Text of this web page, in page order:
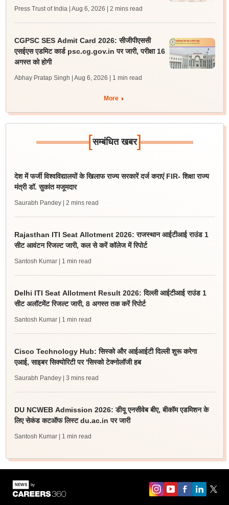
Press Trust of India | Aug 6, 2026 | 2 mins read
CGPSC SES Admit Card 2026: सीजीपीएससी
एसईएस एडमिट कार्ड psc.cg.gov.in पर जारी, परीक्षा 16
अगस्त को होगी
Abhay Pratap Singh | Aug 6, 2026 | 1 min read
More
[सम्बंधित खबर]
देश में फर्जी विश्वविद्यालयों के खिलाफ राज्य सरकारें दर्ज कराएं FIR- शिक्षा राज्य
मंत्री डॉ. सुकांत मजूमदार
Saurabh Pandey | 2 mins read
Rajasthan ITI Seat Allotment 2026: राजस्थान आईटीआई राउंड 1
सीट आवंटन रिजल्ट जारी, कल से करें कॉलेज में रिपोर्ट
Santosh Kumar | 1 min read
Delhi ITI Seat Allotment Result 2026: दिल्ली आईटीआई राउंड 1
सीट अलॉटमेंट रिजल्ट जारी, 8 अगस्त तक करें रिपोर्ट
Santosh Kumar | 1 min read
Cisco Technology Hub: सिस्को और आईआईटी दिल्ली शुरू करेगा
एआई, साइबर सिक्योरिटी पर 'सिस्को टेक्नोलॉजी हब
Saurabh Pandey | 3 mins read
DU NCWEB Admission 2026: डीयू एनसीवेब बीए, बीकॉम एडमिशन के
लिए सेकंड कटऑफ लिस्ट du.ac.in पर जारी
Santosh Kumar | 1 min read